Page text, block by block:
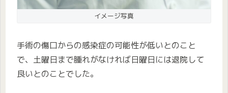
イメージ写真
手術の傷口からの感染症の可能性が低いとのこと
で、土曜日まで腫れがなければ日曜日には退院して
良いとのことでした。